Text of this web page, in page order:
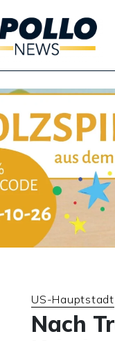
US-Hauptstadt
Nach